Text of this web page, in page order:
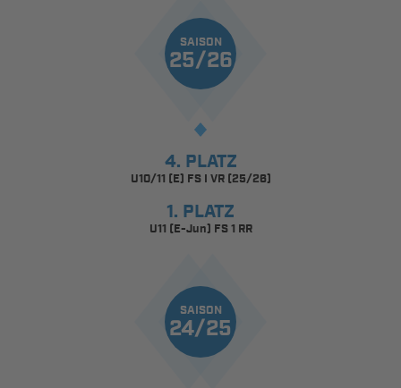
SAISON
25/26
4. PLATZ
U10/11 (E) FS I VR (25/26)
1. PLATZ
U11 (E-Jun) FS 1 RR
SAISON
24/25